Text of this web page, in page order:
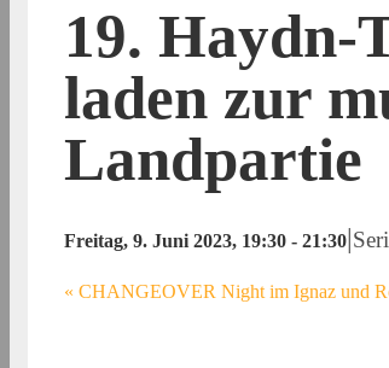
19. Haydn-
laden zur
Landpartie
Freitag, 9. Juni 2023, 19:30 - 21:30|
« CHANGEOVER Night im Ignaz und